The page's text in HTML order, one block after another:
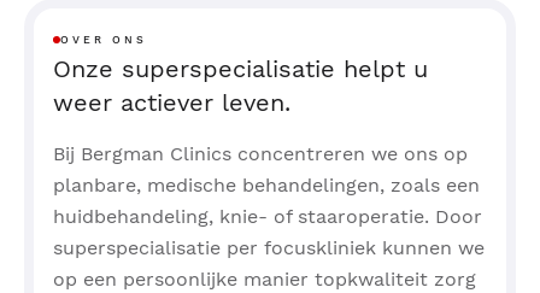
OVER ONS
Onze superspecialisatie helpt u
weer actiever leven.
Bij Bergman Clinics concentreren we ons op
planbare, medische behandelingen, zoals een
huidbehandeling, knie- of staaroperatie. Door
superspecialisatie per focuskliniek kunnen we
op een persoonlijke manier topkwaliteit zorg